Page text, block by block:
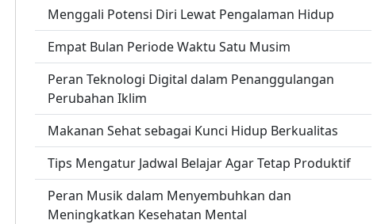
Menggali Potensi Diri Lewat Pengalaman Hidup
Empat Bulan Periode Waktu Satu Musim
Peran Teknologi Digital dalam Penanggulangan
Perubahan Iklim
Makanan Sehat sebagai Kunci Hidup Berkualitas
Tips Mengatur Jadwal Belajar Agar Tetap Produktif
Peran Musik dalam Menyembuhkan dan
Meningkatkan Kesehatan Mental